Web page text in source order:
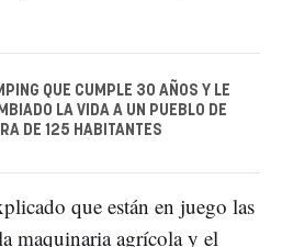
QUE CUMPLE 30 AÑOS Y LE
LA VIDA A UN PUEBLO DE
DE 125 HABITANTES
que están en juego las
maquinaria agrícola y el